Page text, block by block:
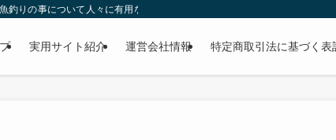
りの事について人々に有用な気付きを与える目的で運営されているWEBサ
実用サイト紹介 運営会社情報 特定商取引法に基づく表